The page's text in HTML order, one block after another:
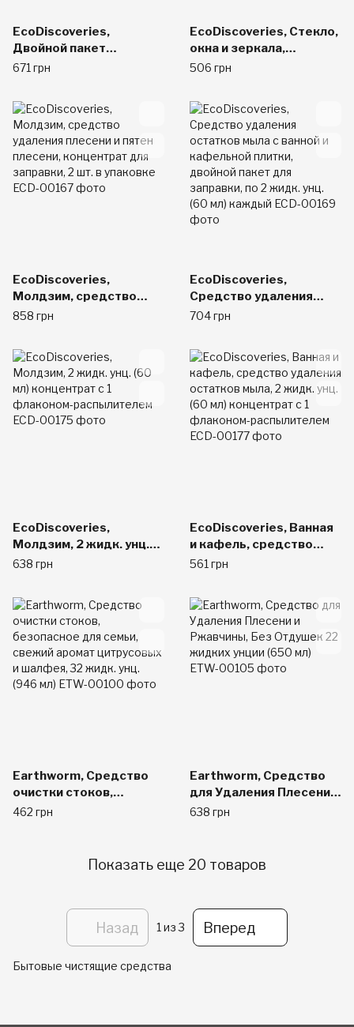
EcoDiscoveries,
Двойной пакет
пополнения, средство
комнаты, раковина и
туалетный столик, по 2
жидк. унц. (60 мл)
каждый
671 грн
EcoDiscoveries, Стекло,
окна и зеркала,
перезавправка
по 2 унции каждый
506 грн
EcoDiscoveries,
Молдзим, средство
удаления плесени и
концентрат для
заправки, 2 шт. в
упаковке
858 грн
EcoDiscoveries,
Средство удаления
остатков мыла с ванной
двойной пакет для
заправки, по 2 жидк.
унц. (60 мл) каждый
704 грн
EcoDiscoveries,
Молдзим, 2 жидк. унц.
(60 мл) концентрат с 1
распылителем
638 грн
EcoDiscoveries, Ванная
и кафель, средство
удаления остатков
мл) концентрат с 1
флаконом-
распылителем
561 грн
Earthworm, Средство
очистки стоков,
безопасное для семьи,
32 жидк. унц. (946 мл)
462 грн
Earthworm, Средство
для Удаления Плесени и
Ржавчины, Без Отдушек
638 грн
Показать еще 20 товаров
Назад 1 из 3 Вперед
Бытовые чистящие средства